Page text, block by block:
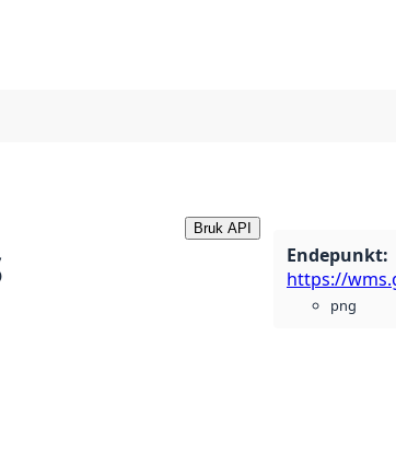
Bruk API
Endepunkt:
png